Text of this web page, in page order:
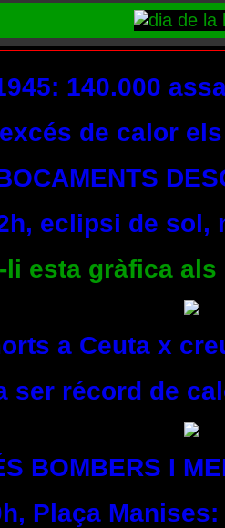
140.000
de calor
eclipsi de
li esta gràfica
a Ceuta x
ser récord de
BOMBERS I
Plaça